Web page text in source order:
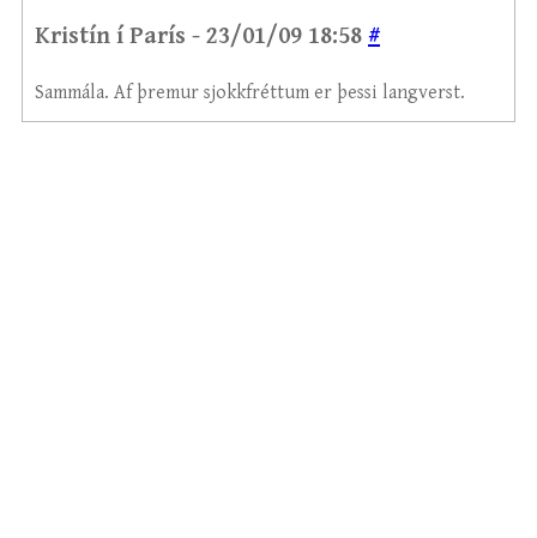
Kristín í París - 23/01/09 18:58 #
Sammála. Af þremur sjokkfréttum er þessi langverst.